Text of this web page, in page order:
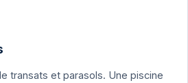
transats et parasols. Une piscine